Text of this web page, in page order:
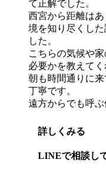
て正解でした。
西宮から距離は
境を知り尽くし
した。
こちらの気候や
必要かを教えてく
朝も時間通りに
丁寧です。
遠方からでも呼ぶ
詳しくみる
LINEで相談し